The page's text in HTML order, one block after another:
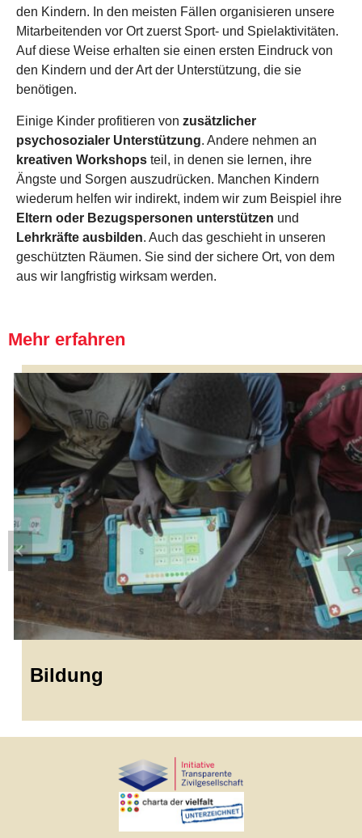
den Kindern. In den meisten Fällen organisieren unsere
Mitarbeitenden vor Ort zuerst Sport- und Spielaktivitäten.
Auf diese Weise erhalten sie einen ersten Eindruck von
den Kindern und der Art der Unterstützung, die sie
benötigen.
Einige Kinder profitieren von zusätzlicher
psychosozialer Unterstützung. Andere nehmen an
kreativen Workshops teil, in denen sie lernen, ihre
Ängste und Sorgen auszudrücken. Manchen Kindern
wiederum helfen wir indirekt, indem wir zum Beispiel ihre
Eltern oder Bezugspersonen unterstützen und
Lehrkräfte ausbilden. Auch das geschieht in unseren
geschützten Räumen. Sie sind der sichere Ort, von dem
aus wir langfristig wirksam werden.
Mehr erfahren
Bildung